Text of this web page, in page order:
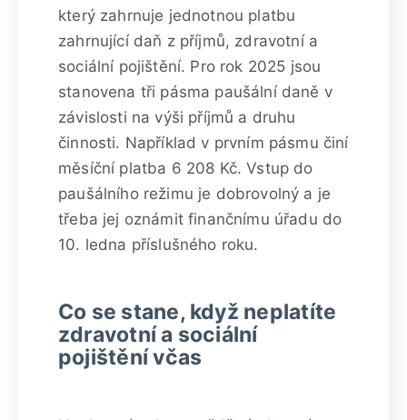
který zahrnuje jednotnou platbu
zahrnující daň z příjmů, zdravotní a
sociální pojištění. Pro rok 2025 jsou
stanovena tři pásma paušální daně v
závislosti na výši příjmů a druhu
činnosti. Například v prvním pásmu činí
měsíční platba 6 208 Kč. Vstup do
paušálního režimu je dobrovolný a je
třeba jej oznámit finančnímu úřadu do
10. ledna příslušného roku.
Co se stane, když neplatíte
zdravotní a sociální
pojištění včas